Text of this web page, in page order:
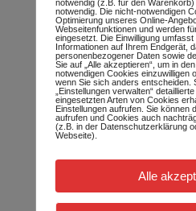
Krankheitsgeschehen.
andere Blickrichtungen.
Äpfel mit Birnen in...
Wer schreibt hier:
notwendig (z.B. für den
notwendig. Die nicht-notwendigen
Optimierung unseres Online-
Webseitenfunktionen und werden
eingesetzt. Die Einwilligung
Informationen auf Ihrem Endgerät,
personenbezogener Daten sowie
Sie auf „Alle akzeptieren“, um in
notwendigen Cookies einzuwilligen
wenn Sie sich anders entscheiden.
„Einstellungen verwalten“
eingesetzten Arten von Cookies
Einstellungen aufrufen. Sie können
aufrufen und Cookies auch
(z.B. in der Datenschutzerklärung
Webseite).
Alle